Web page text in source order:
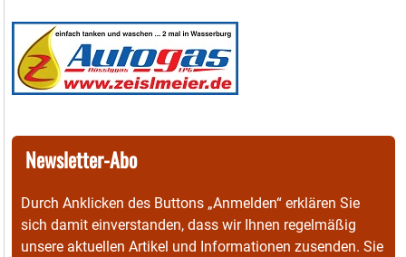
Newsletter-Abo
Durch Anklicken des Buttons „Anmelden“ erklären Sie
sich damit einverstanden, dass wir Ihnen regelmäßig
unsere aktuellen Artikel und Informationen zusenden. Sie